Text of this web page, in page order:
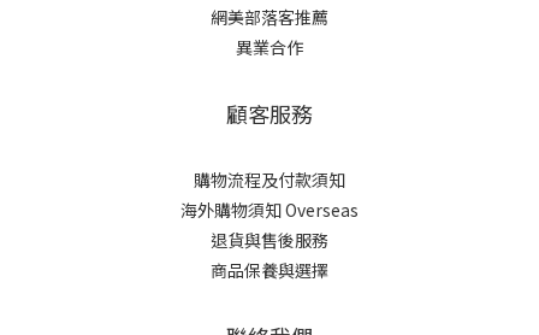
網美部落客推薦
異業合作
顧客服務
購物流程及付款須知
海外購物須知 Overseas
退貨與售後服務
商品保養與選擇